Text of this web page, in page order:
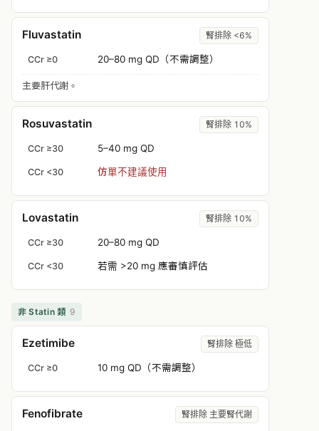
Fluvastatin 腎排除 <6%
CCr ≥0 20–80 mg QD（不需調整）
主要肝代謝。
Rosuvastatin 腎排除 10%
CCr ≥30 5–40 mg QD
CCr <30 仿單不建議使用
Lovastatin 腎排除 10%
CCr ≥30 20–80 mg QD
CCr <30 若需 >20 mg 應審慎評估
非 Statin 類 9
Ezetimibe 腎排除 極低
CCr ≥0 10 mg QD（不需調整）
Fenofibrate 腎排除 主要腎代謝